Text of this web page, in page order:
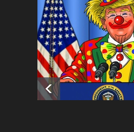
فراخوان رویداد کارگاهی کارتون و
پوستر "ایران سربل…
اخبار 6 ماه قبل
تسلیت به همکار | سهراب خیری
اخبار 6 ماه قبل